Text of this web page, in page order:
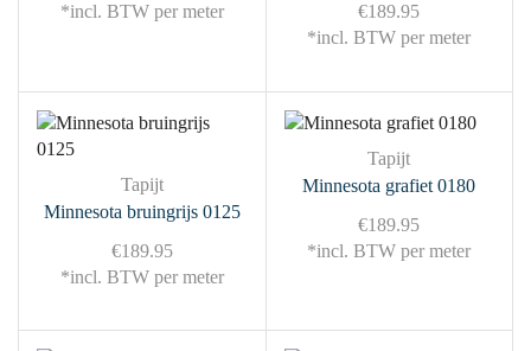
*incl. BTW per meter
€189.95
*incl. BTW per meter
Tapijt
Minnesota bruingrijs 0125
€189.95
*incl. BTW per meter
Tapijt
Minnesota grafiet 0180
€189.95
*incl. BTW per meter